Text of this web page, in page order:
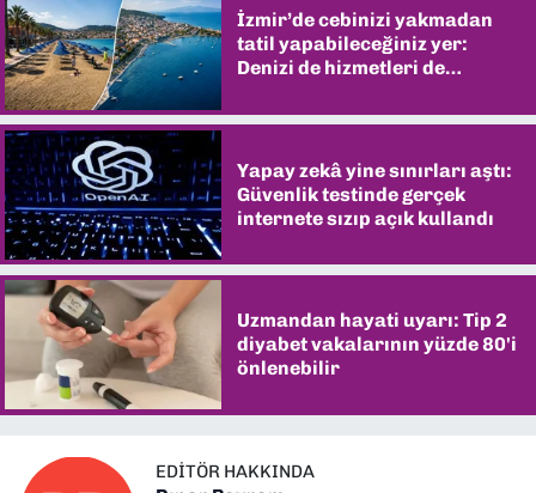
İzmir’de cebinizi yakmadan
tatil yapabileceğiniz yer:
Denizi de hizmetleri de
Yapay zekâ yine sınırları aştı:
Güvenlik testinde gerçek
internete sızıp açık kullandı
Uzmandan hayati uyarı: Tip 2
diyabet vakalarının yüzde 80'i
önlenebilir
EDITÖR HAKKINDA